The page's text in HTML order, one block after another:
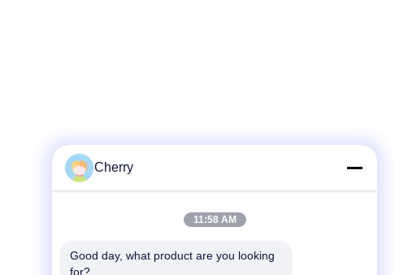
Cherry
11:58 AM
Good day, what product are you looking
for?